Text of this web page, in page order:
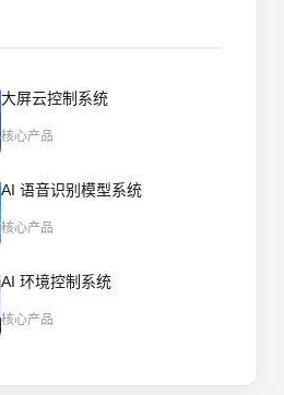
大屏云控制系统
核心产品
AI 语音识别模型系统
核心产品
AI 环境控制系统
核心产品